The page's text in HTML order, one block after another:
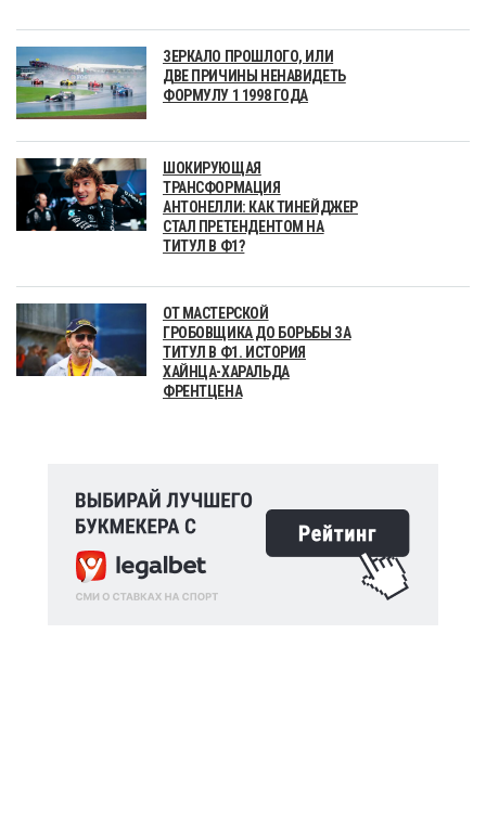
ЗЕРКАЛО ПРОШЛОГО, ИЛИ
ДВЕ ПРИЧИНЫ НЕНАВИДЕТЬ
ФОРМУЛУ 1 1998 ГОДА
ШОКИРУЮЩАЯ
ТРАНСФОРМАЦИЯ
АНТОНЕЛЛИ: КАК ТИНЕЙДЖЕР
СТАЛ ПРЕТЕНДЕНТОМ НА
ТИТУЛ В Ф1?
ОТ МАСТЕРСКОЙ
ГРОБОВЩИКА ДО БОРЬБЫ ЗА
ТИТУЛ В Ф1. ИСТОРИЯ
ХАЙНЦА-ХАРАЛЬДА
ФРЕНТЦЕНА